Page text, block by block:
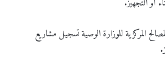
أو التجهيز.
المركزية للوزارة الوصية تسجيل مشاريع